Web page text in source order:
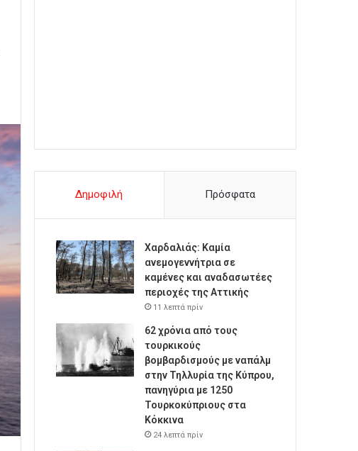
Δημοφιλή Πρόσφατα
Χαρδαλιάς: Καμία
ανεμογεννήτρια σε
καμένες και αναδασωτέες
περιοχές της Αττικής
11 λεπτά πρίν
62 χρόνια από τους
τουρκικούς
βομβαρδισμούς με ναπάλμ
στην Τηλλυρία της Κύπρου,
πανηγύρια με 1250
Τουρκοκύπριους στα
Κόκκινα
24 λεπτά πρίν